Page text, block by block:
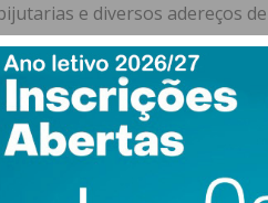
e diversos adereços
e todos os agentes
de Penafiel.
os associados da AEP
deixar de retomar este
é o Natal”, remata o